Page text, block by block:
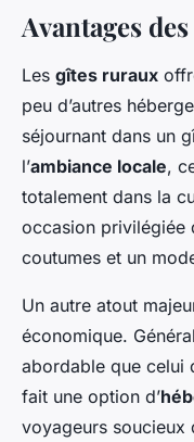
Avantages
Les gîtes ruraux
peu d’autres
séjournant dans un
l’ambiance locale,
totalement dans la
occasion privilégiée
coutumes et un
Un autre atout
économique.
abordable que celui
fait une option d’
voyageurs soucieux